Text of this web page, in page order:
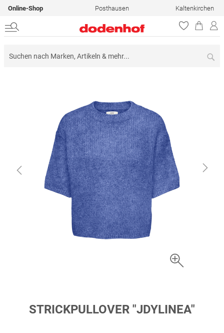
Online-Shop Posthausen Kaltenkirchen
AnfangSTRICKPULLOVER "JDYLINEA"